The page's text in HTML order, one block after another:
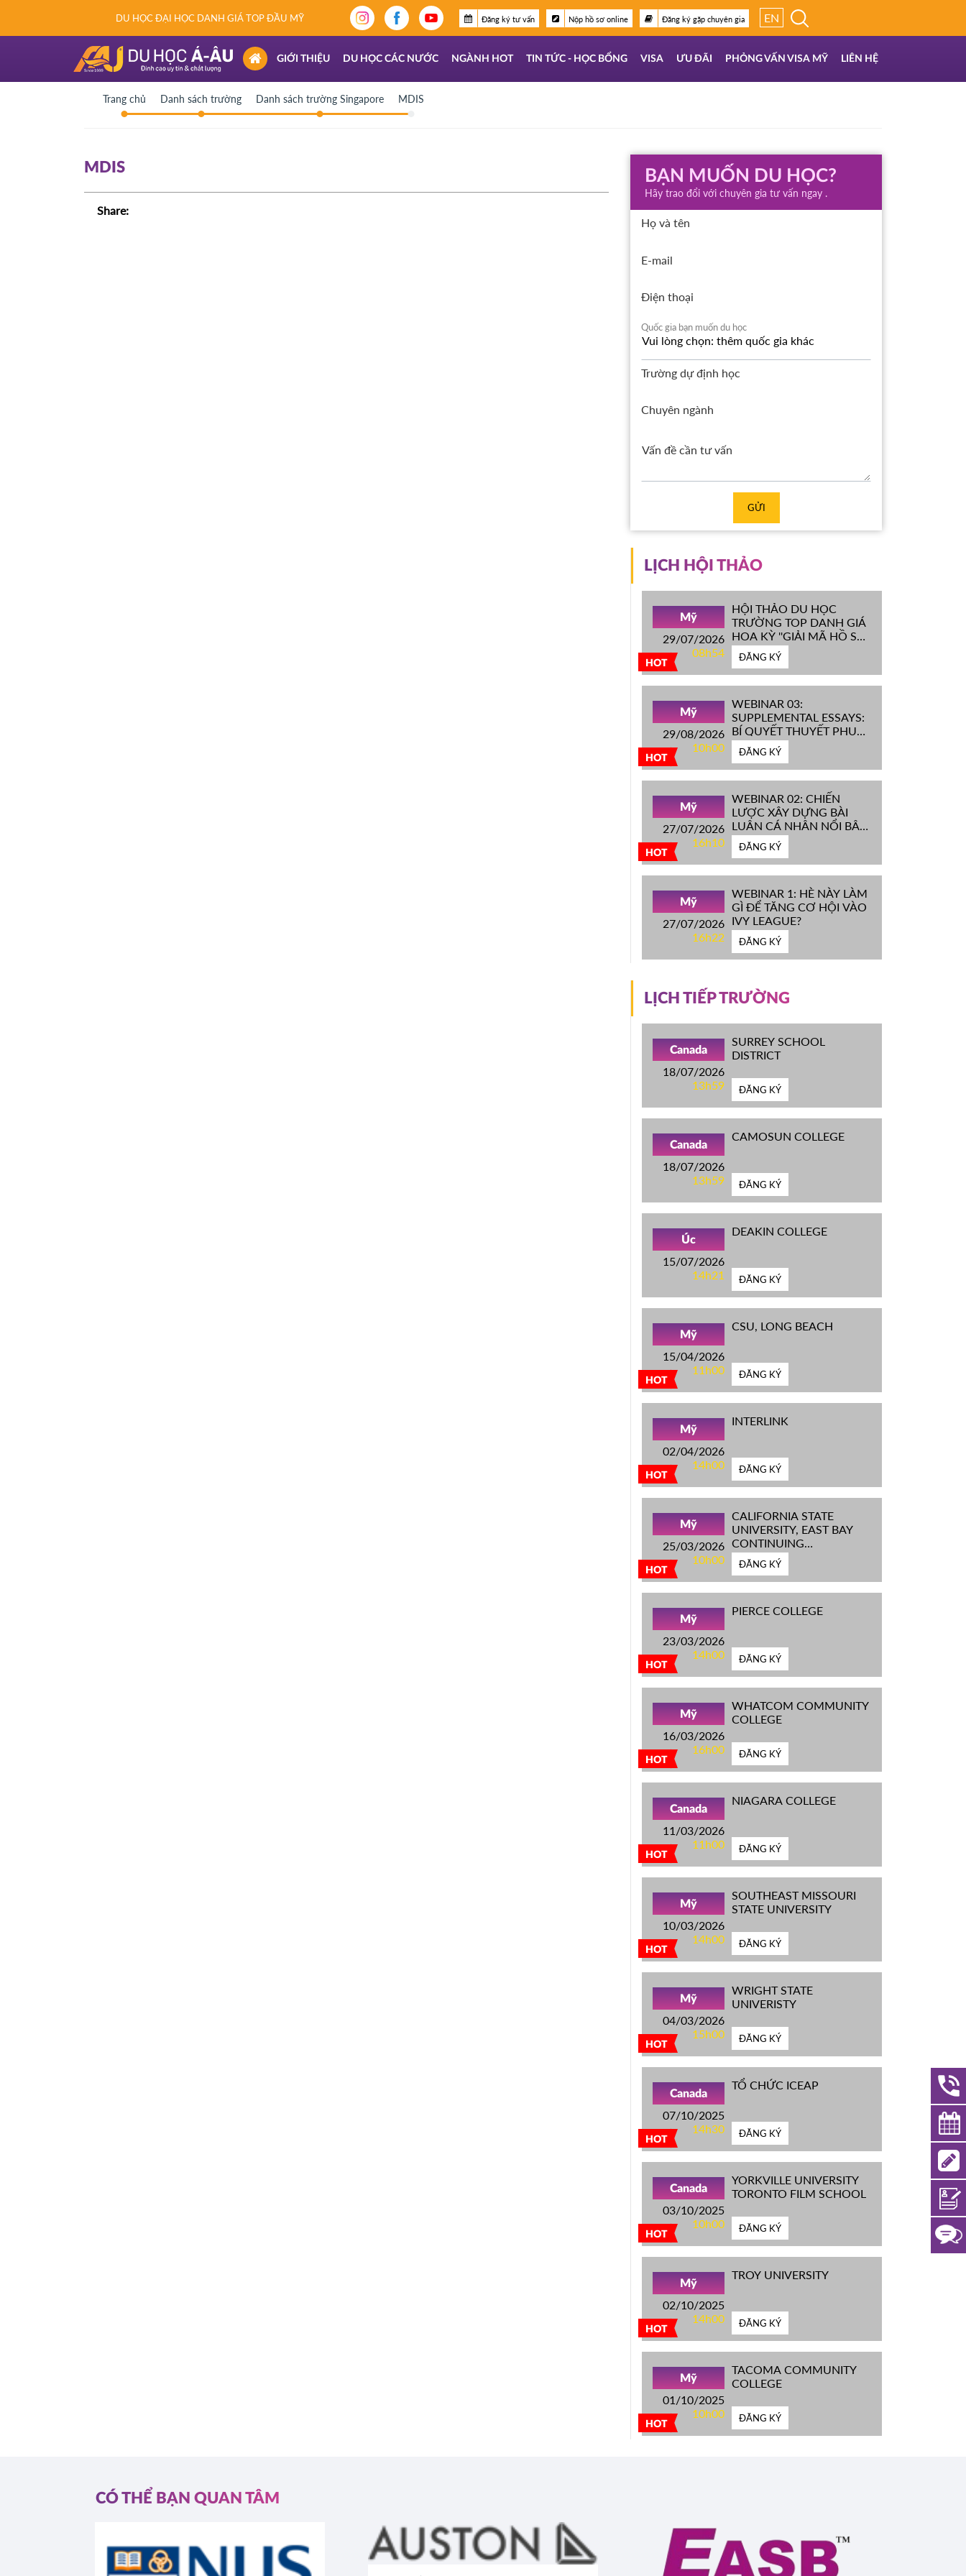
DU HỌC ĐẠI HỌC DANH GIÁ TOP ĐẦU MỸ Đăng ký tư vấn Nộp hồ sơ online Đăng ký gặp chuyên gia EN
(CURRENT)
GIỚI THIỆU DU HỌC CÁC NƯỚC NGÀNH HOT TIN TỨC - HỌC BỔNG VISA ƯU ĐÃI PHỎNG VẤN VISA MỸ LIÊN HỆ
Trang chủ Danh sách trường Danh sách trường Singapore MDIS
MDIS
Share:
BẠN MUỐN DU HỌC?
Hãy trao đổi với chuyên gia tư vấn ngay .
Họ và tên
E-mail
Điện thoại
Quốc gia bạn muốn du học
Trường dự định học
Chuyên ngành
GỬI
LỊCH HỘI THẢO
HOT
Mỹ
29/07/2026
08h54
HỘI THẢO DU HỌC
TRƯỜNG TOP DANH GIÁ
HOA KỲ ''GIẢI MÃ HỒ SƠ
IVY LEAGUE''
ĐĂNG KÝ
HOT
Mỹ
29/08/2026
10h00
WEBINAR 03:
SUPPLEMENTAL ESSAYS:
BÍ QUYẾT THUYẾT PHỤC
HỘI ĐỒNG TUYỂN SINH
ĐH TOP ĐẦU MỸ
ĐĂNG KÝ
HOT
Mỹ
27/07/2026
16h10
WEBINAR 02: CHIẾN
LƯỢC XÂY DỰNG BÀI
LUẬN CÁ NHÂN NỔI BẬT
CHINH PHỤC ĐH TOP
ĐẦU MỸ
ĐĂNG KÝ
Mỹ
27/07/2026
16h22
WEBINAR 1: HÈ NÀY LÀM
GÌ ĐỂ TĂNG CƠ HỘI VÀO
IVY LEAGUE?
ĐĂNG KÝ
LỊCH TIẾP TRƯỜNG
Canada
18/07/2026
13h59
SURREY SCHOOL
DISTRICT
ĐĂNG KÝ
Canada
18/07/2026
13h59
CAMOSUN COLLEGE
ĐĂNG KÝ
Úc
15/07/2026
14h21
DEAKIN COLLEGE
ĐĂNG KÝ
HOT
Mỹ
15/04/2026
11h00
CSU, LONG BEACH
ĐĂNG KÝ
HOT
Mỹ
02/04/2026
14h00
INTERLINK
ĐĂNG KÝ
HOT
Mỹ
25/03/2026
10h00
CALIFORNIA STATE
UNIVERSITY, EAST BAY
CONTINUING
EDUCATION
ĐĂNG KÝ
HOT
Mỹ
23/03/2026
14h00
PIERCE COLLEGE
ĐĂNG KÝ
HOT
Mỹ
16/03/2026
16h00
WHATCOM COMMUNITY
COLLEGE
ĐĂNG KÝ
HOT
Canada
11/03/2026
11h00
NIAGARA COLLEGE
ĐĂNG KÝ
HOT
Mỹ
10/03/2026
14h00
SOUTHEAST MISSOURI
STATE UNIVERSITY
ĐĂNG KÝ
HOT
Mỹ
04/03/2026
15h00
WRIGHT STATE
UNIVERISTY
ĐĂNG KÝ
HOT
Canada
07/10/2025
14h30
TỔ CHỨC ICEAP
ĐĂNG KÝ
HOT
Canada
03/10/2025
10h00
YORKVILLE UNIVERSITY
TORONTO FILM SCHOOL
ĐĂNG KÝ
HOT
Mỹ
02/10/2025
14h00
TROY UNIVERSITY
ĐĂNG KÝ
HOT
Mỹ
01/10/2025
10h00
TACOMA COMMUNITY
COLLEGE
ĐĂNG KÝ
CÓ THỂ BẠN QUAN TÂM